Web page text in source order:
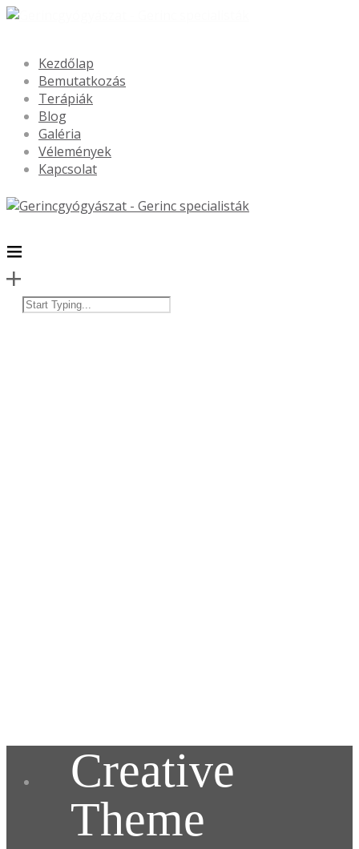
Kezdőlap
Bemutatkozás
Terápiák
Blog
Galéria
Vélemények
Kapcsolat
Creative
Theme